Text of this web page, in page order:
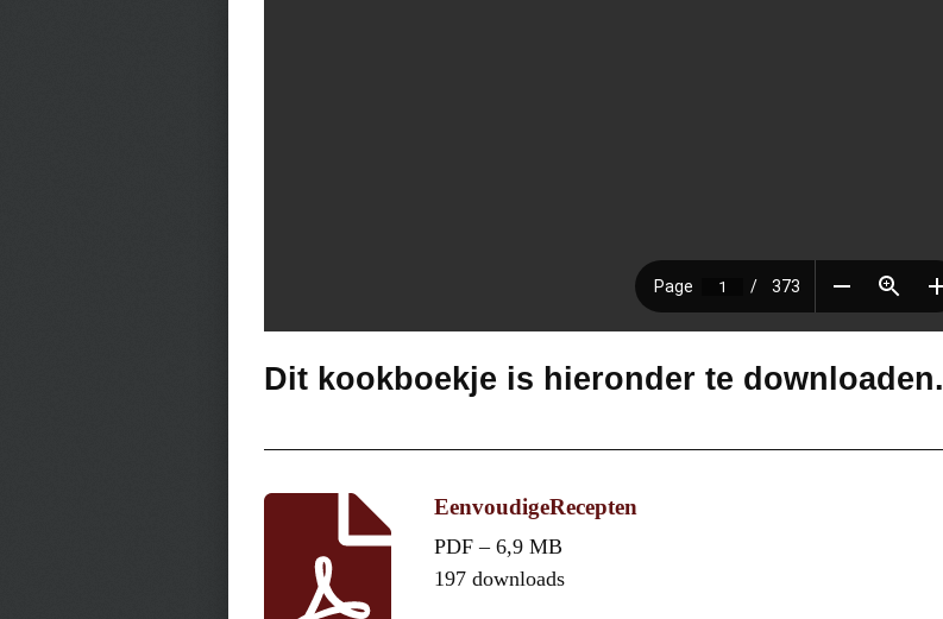
Dit kookboekje is hieronder te downloaden.
EenvoudigeRecepten
PDF – 6,9 MB
197 downloads